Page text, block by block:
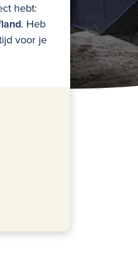
hebt:
. Heb
voor je